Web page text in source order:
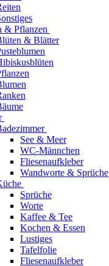
& Pflanzen
& Blätter
See & Meer
WC-Männchen
Fliesenaufkleber
Wandworte & Sprüche
Sprüche
Worte
Kaffee & Tee
Kochen & Essen
Lustiges
Tafelfolie
Fliesenaufkleber